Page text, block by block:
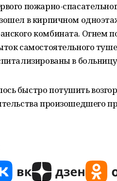
пожарно-
в кирпичном
комбината. Огнем
самостоятельного
в
быстро потушить
произошедшего